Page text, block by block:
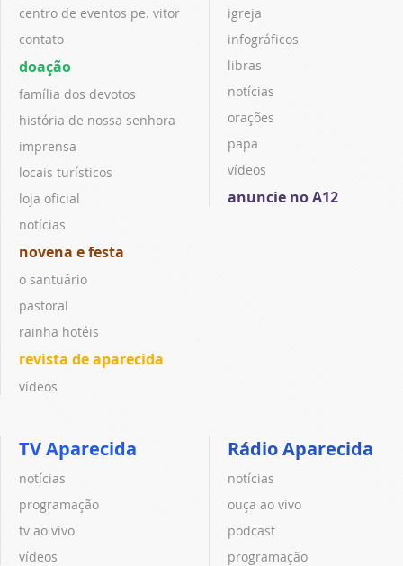
centro de eventos pe. vitor
contato
doação
família dos devotos
história de nossa senhora
imprensa
locais turísticos
loja oficial
notícias
novena e festa
o santuário
pastoral
rainha hotéis
revista de aparecida
vídeos
igreja
infográficos
libras
notícias
orações
papa
vídeos
anuncie no A12
TV Aparecida
notícias
programação
tv ao vivo
vídeos
Rádio Aparecida
notícias
ouça ao vivo
podcast
programação